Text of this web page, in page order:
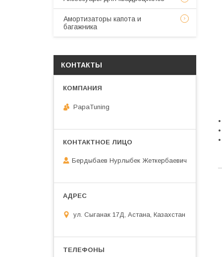
Амортизаторы капота и
багажника
КОНТАКТЫ
PapaTuning
Бердыбаев Нурлыбек Жеткербаевич
ул. Сыганак 17Д, Астана, Казахстан